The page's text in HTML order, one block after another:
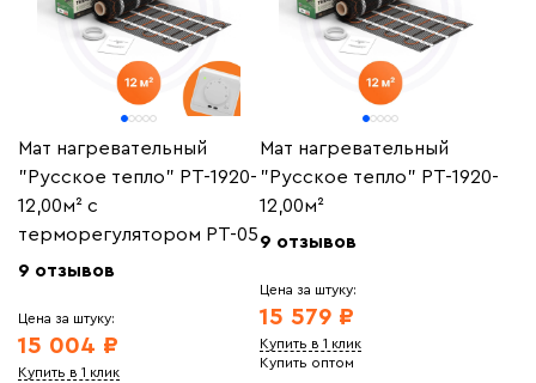
Мат нагревательный
"Русское тепло" РТ-1920-
12,00м² с
терморегулятором РТ-05
9 отзывов
Цена за штуку:
15 004 ₽
Купить в 1 клик
Мат нагревательный
"Русское тепло" РТ-1920-
12,00м²
9 отзывов
Цена за штуку:
15 579 ₽
Купить в 1 клик
Купить оптом